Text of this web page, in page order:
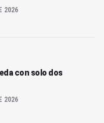
2026
con solo dos
2026